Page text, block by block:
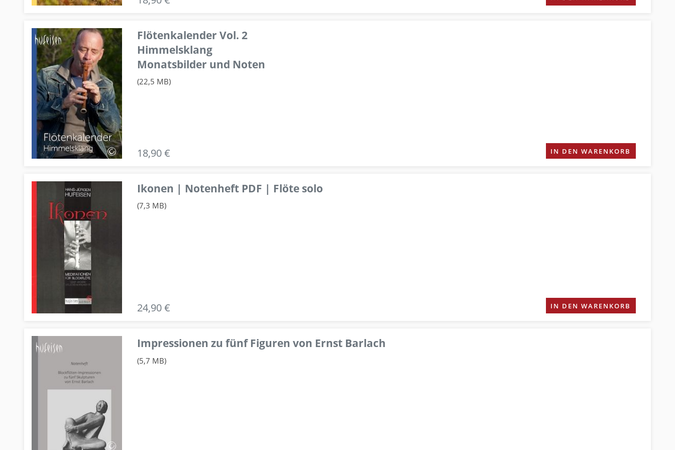
Flötenkalender Vol. 2
Himmelsklang
Monatsbilder und Noten
(22,5 MB)
18,90 € IN DEN WARENKORB
Ikonen | Notenheft PDF | Flöte solo
(7,3 MB)
24,90 € IN DEN WARENKORB
Impressionen zu fünf Figuren von Ernst Barlach
(5,7 MB)